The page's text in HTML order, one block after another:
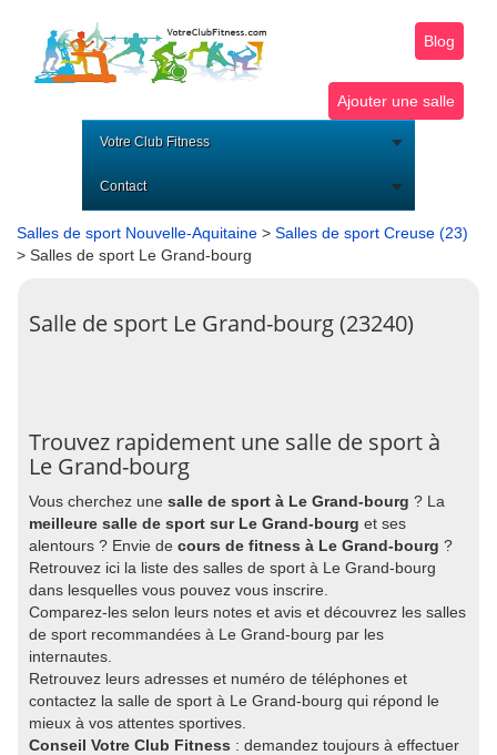
Blog
Ajouter une salle
Votre Club Fitness
Contact
Salles de sport Nouvelle-Aquitaine > Salles de sport Creuse (23)
> Salles de sport Le Grand-bourg
Salle de sport Le Grand-bourg (23240)
Trouvez rapidement une salle de sport à
Le Grand-bourg
Vous cherchez une salle de sport à Le Grand-bourg ? La
meilleure salle de sport sur Le Grand-bourg et ses
alentours ? Envie de cours de fitness à Le Grand-bourg ?
Retrouvez ici la liste des salles de sport à Le Grand-bourg
dans lesquelles vous pouvez vous inscrire.
Comparez-les selon leurs notes et avis et découvrez les salles
de sport recommandées à Le Grand-bourg par les
internautes.
Retrouvez leurs adresses et numéro de téléphones et
contactez la salle de sport à Le Grand-bourg qui répond le
mieux à vos attentes sportives.
Conseil Votre Club Fitness : demandez toujours à effectuer